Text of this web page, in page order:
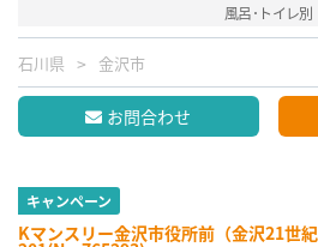
風呂･トイレ別
石川県 金沢市
お問合わせ
キャンペーン
Kマンスリー金沢市役所前（金沢21世